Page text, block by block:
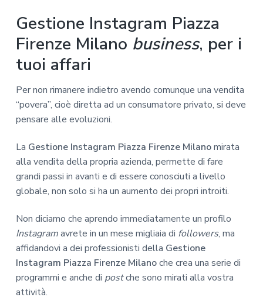
Gestione Instagram Piazza
Firenze Milano business, per i
tuoi affari
Per non rimanere indietro avendo comunque una vendita
“povera”, cioè diretta ad un consumatore privato, si deve
pensare alle evoluzioni.
La Gestione Instagram Piazza Firenze Milanomirata
alla vendita della propria azienda, permette di fare
grandi passi in avanti e di essere conosciuti a livello
globale, non solo si ha un aumento dei propri introiti.
Non diciamo che aprendo immediatamente un profilo
Instagramavrete in un mese migliaia di followers, ma
affidandovi a dei professionisti della Gestione
Instagram Piazza Firenze Milanoche crea una serie di
programmi e anche di postche sono mirati alla vostra
attività.